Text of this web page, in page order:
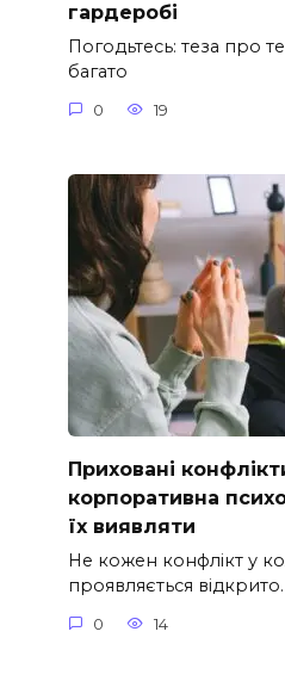
гардеробі
Погодьтесь: теза про
багато
0 19
Приховані
корпоративна
їх виявляти
Не кожен конфлікт у
проявляється відкрито.
0 14